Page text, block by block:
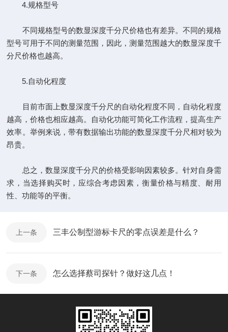
4.规格型号
不同规格型号的数显深度千分尺价格也有差异。不同的规格
型号可用于不同的测量范围，因此，测量范围越大的数显深度千
分尺价格也越高。
5.自动化程度
目前市面上数显深度千分尺的自动化程度不同，自动化程度
越高，价格也相应越高。自动化功能可简化工作流程，提高生产
效率。举例来说，带有数据输出功能的数显深度千分尺相对较为
昂贵。
总之，数显深度千分尺的价格受影响因素较多。针对自身需
求，当选择购买时，应综合考虑因素，衡量价格与精度、耐用
性、功能等的平衡。
上一条 三丰公制型游标卡尺的零点误差是什么？
下一条 怎么选择蔡司探针？做好这几点！